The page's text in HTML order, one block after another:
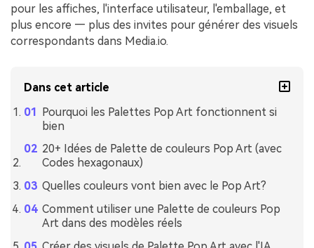
pour les affiches, l'interface utilisateur, l'emballage, et
plus encore — plus des invites pour générer des visuels
correspondants dans Media.io.
Dans cet article
Pourquoi les Palettes Pop Art fonctionnent si
bien
20+ Idées de Palette de couleurs Pop Art (avec
Codes hexagonaux)
Quelles couleurs vont bien avec le Pop Art?
Comment utiliser une Palette de couleurs Pop
Art dans des modèles réels